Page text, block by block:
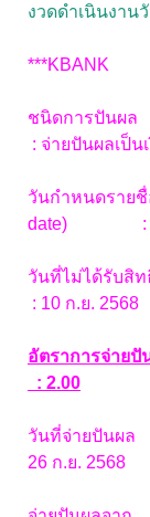
งวดดำเนินงาน
***KBANK
ชนิ
: จ่ายปันผลเป็น
วันกำหนดราย
date) : 11
วันที่ไม่
: 10 ก.ย. 2568
อัตราการจ่
: 2.00
วัน
26 ก.ย. 2568